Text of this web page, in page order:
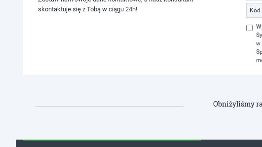
skontaktuje się z Tobą w ciągu 24h!
w
Obniżyliśmy